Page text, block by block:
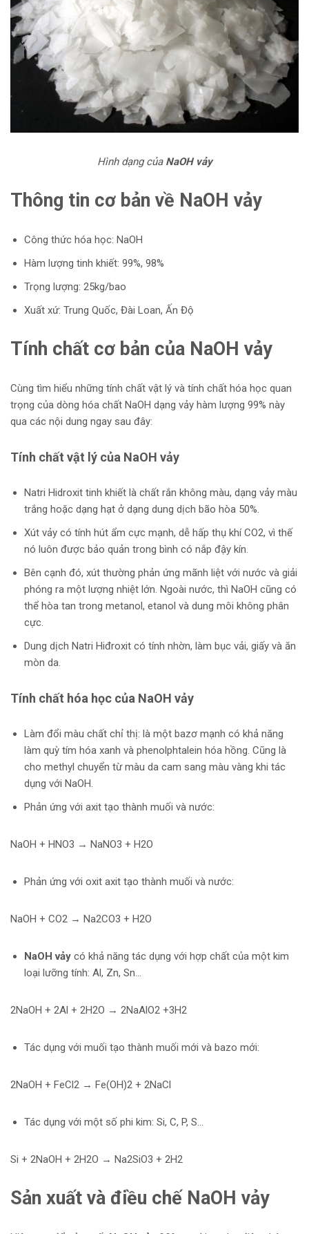
Hình dạng của NaOH vảy
Thông tin cơ bản về NaOH vảy
Công thức hóa học: NaOH
Hàm lượng tinh khiết: 99%, 98%
Trọng lượng: 25kg/bao
Xuất xứ: Trung Quốc, Đài Loan, Ấn Độ
Tính chất cơ bản của NaOH vảy
Cùng tìm hiểu những tính chất vật lý và tính chất hóa học quan
trọng của dòng hóa chất NaOH dạng vảy hàm lượng 99% này
qua các nội dung ngay sau đây:
Tính chất vật lý của NaOH vảy
Natri Hidroxit tinh khiết là chất rắn không màu, dạng vảy màu
trắng hoặc dạng hạt ở dạng dung dịch bão hòa 50%.
Xút vảy có tính hút ẩm cực mạnh, dễ hấp thụ khí CO2, vì thế
nó luôn được bảo quản trong bình có nắp đậy kín.
Bên cạnh đó, xút thường phản ứng mãnh liệt với nước và giải
phóng ra một lượng nhiệt lớn. Ngoài nước, thì NaOH cũng có
thể hòa tan trong metanol, etanol và dung môi không phân
cực.
Dung dịch Natri Hiđroxit có tính nhờn, làm bục vải, giấy và ăn
mòn da.
Tính chất hóa học của NaOH vảy
Làm đổi màu chất chỉ thị: là một bazơ mạnh có khả năng
làm quỳ tím hóa xanh và phenolphtalein hóa hồng. Cũng là
cho methyl chuyển từ màu da cam sang màu vàng khi tác
dụng với NaOH.
Phản ứng với axit tạo thành muối và nước:
NaOH + HNO3 → NaNO3 + H2O
Phản ứng với oxit axit tạo thành muối và nước:
NaOH + CO2 → Na2CO3 + H2O
NaOH vảy có khả năng tác dụng với hợp chất của một kim
loại lưỡng tính: Al, Zn, Sn…
2NaOH + 2Al + 2H2O → 2NaAlO2 +3H2
Tác dụng với muối tạo thành muối mới và bazo mới:
2NaOH + FeCl2 → Fe(OH)2 + 2NaCl
Tác dụng với một số phi kim: Si, C, P, S…
Si + 2NaOH + 2H2O → Na2SiO3 + 2H2
Sản xuất và điều chế NaOH vảy